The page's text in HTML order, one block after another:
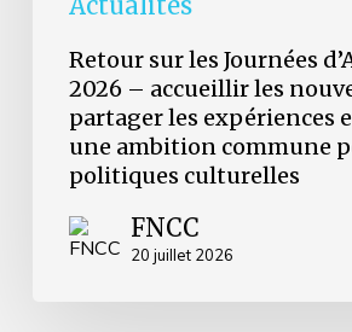
porter
ambition
commune
politiques
culturelles
Retour sur les Journées
2026 – accueillir les
partager les expériences
une ambition commune
politiques culturelles
FNCC
20 juillet 2026